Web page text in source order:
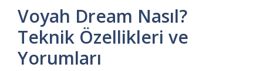
Voyah Dream Nasıl?
Teknik Özellikleri ve
Yorumları